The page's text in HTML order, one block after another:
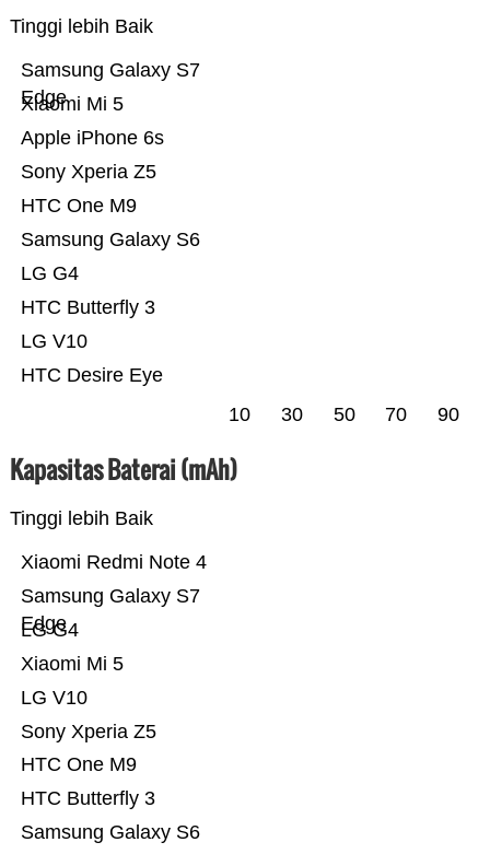
Tinggi lebih Baik
HTC Desire Eye
LG V10
HTC Butterfly 3
LG G4
Samsung Galaxy S6
HTC One M9
Sony Xperia Z5
Apple iPhone 6s
Xiaomi Mi 5
Samsung Galaxy S7
Edge
10 30 50 70 90
Kapasitas Baterai (mAh)
Tinggi lebih Baik
Samsung Galaxy S6
HTC Butterfly 3
HTC One M9
Sony Xperia Z5
LG V10
Xiaomi Mi 5
LG G4
Samsung Galaxy S7
Edge
Xiaomi Redmi Note 4